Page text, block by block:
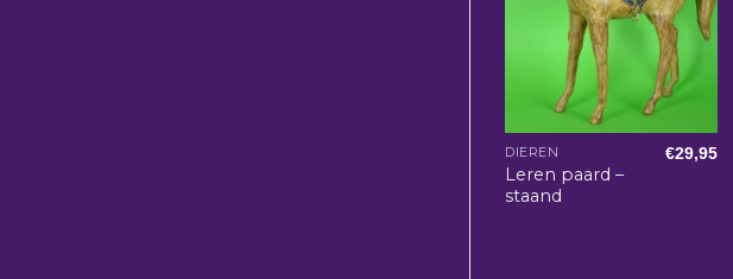
DIEREN
Leren paard –
staand
€29,95